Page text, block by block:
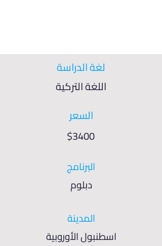
لغة الدراسة
اللغة التركية
السعر
$3400
البرنامج
دبلوم
المدينة
اسطنبول الأوروبية